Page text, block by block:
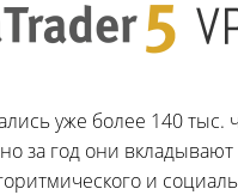
уже более 140
за год они
и